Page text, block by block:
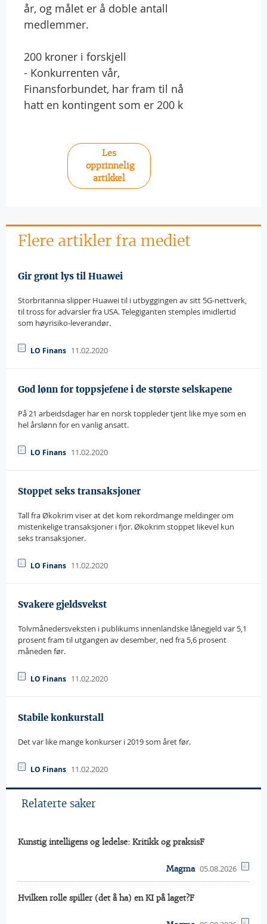
år, og målet er å doble antall
medlemmer.
200 kroner i forskjell
- Konkurrenten vår,
Finansforbundet, har fram til nå
hatt en kontingent som er 200 k
Les
opprinnelig
artikkel
Flere artikler fra mediet
Gir grønt lys til Huawei
Storbritannia slipper Huawei til i utbyggingen av sitt 5G-nettverk,
til tross for advarsler fra USA. Telegiganten stemples imidlertid
som høyrisiko-leverandør.
LO Finans 11.02.2020
God lønn for toppsjefene i de største selskapene
På 21 arbeidsdager har en norsk toppleder tjent like mye som en
hel årslønn for en vanlig ansatt.
LO Finans 11.02.2020
Stoppet seks transaksjoner
Tall fra Økokrim viser at det kom rekordmange meldinger om
mistenkelige transaksjoner i fjor. Økokrim stoppet likevel kun
seks transaksjoner.
LO Finans 11.02.2020
Svakere gjeldsvekst
Tolvmånedersveksten i publikums innenlandske lånegjeld var 5,1
prosent fram til utgangen av desember, ned fra 5,6 prosent
måneden før.
LO Finans 11.02.2020
Stabile konkurstall
Det var like mange konkurser i 2019 som året før.
LO Finans 11.02.2020
Relaterte saker
Kunstig intelligens og ledelse: Kritikk og praksisF
Magma 05.08.2026
Hvilken rolle spiller (det å ha) en KI på laget?F